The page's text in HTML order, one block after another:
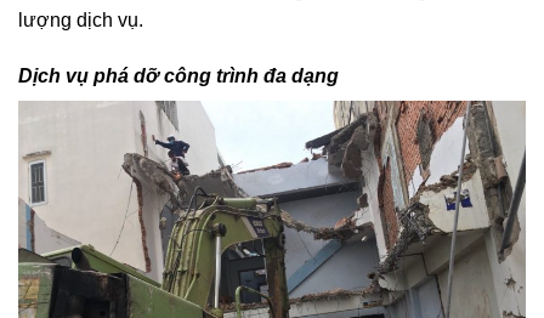
trao đổi với các đơn vị khác trong lĩnh vực nâng cao chất
Dịch vụ phá dỡ công trình đa dạng